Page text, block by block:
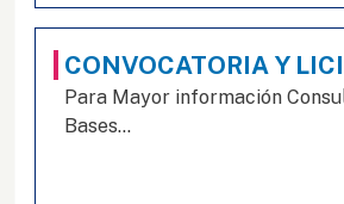
CONVOCATORIA Y
Para Mayor información
Bases...